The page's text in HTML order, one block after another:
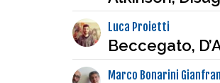
Luca Proietti
Beccegato,
Marco Bonarini